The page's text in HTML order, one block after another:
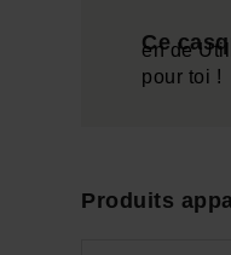
Ce
en de
pour toi !
Produits